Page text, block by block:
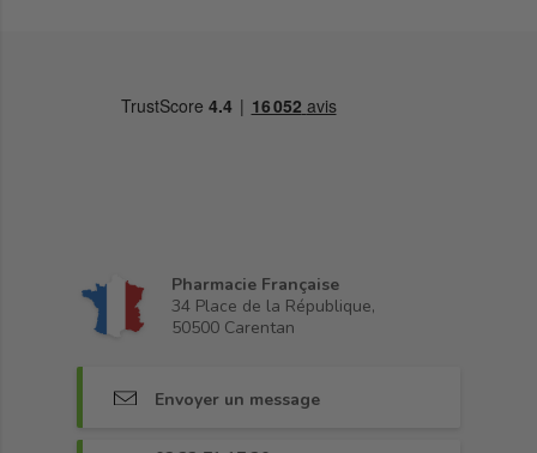
Pharmacie Française
34 Place de la République,
50500 Carentan
Envoyer un message